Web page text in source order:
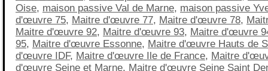
Oise, maison passive Val de Marne, maison passive
d'œuvre 75, Maitre d'œuvre 77, Maitre d'œuvre 78,
Maitre d'œuvre 92, Maitre d'œuvre 93, Maitre d'œuvre
95, Maitre d'œuvre Essonne, Maitre d'œuvre Hauts de
d'œuvre IDF, Maitre d'œuvre Ile de France, Maitre
d'œuvre Seine et Marne, Maitre d'œuvre Seine Saint